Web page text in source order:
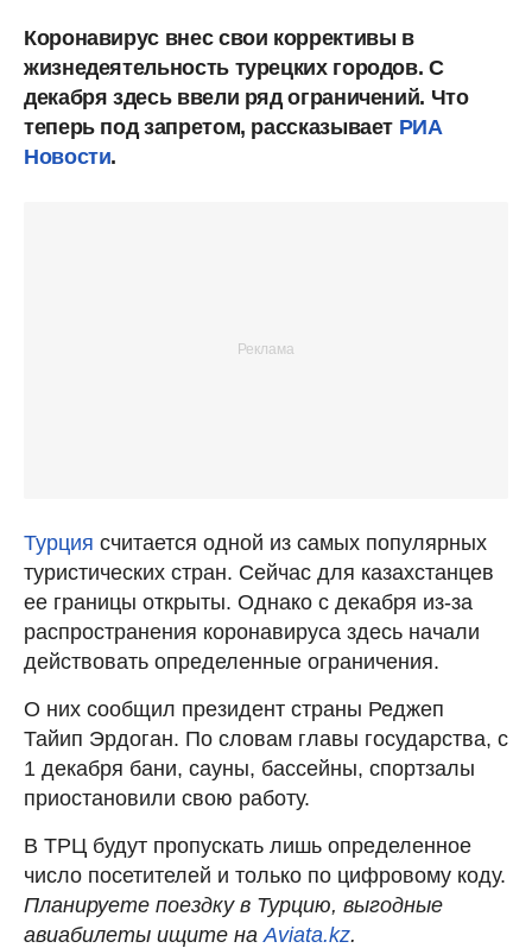
Коронавирус внес свои коррективы в
жизнедеятельность турецких городов. С
декабря здесь ввели ряд ограничений. Что
теперь под запретом, рассказывает РИА
Новости.
Турция считается одной из самых популярных
туристических стран. Сейчас для казахстанцев
ее границы открыты. Однако с декабря из-за
распространения коронавируса здесь начали
действовать определенные ограничения.
О них сообщил президент страны Реджеп
Тайип Эрдоган. По словам главы государства, с
1 декабря бани, сауны, бассейны, спортзалы
приостановили свою работу.
В ТРЦ будут пропускать лишь определенное
число посетителей и только по цифровому коду.
Планируете поездку в Турцию, выгодные
авиабилеты ищите на Aviata.kz.